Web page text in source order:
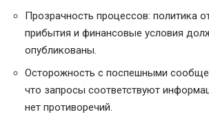
Прозрачность процессов: политика
прибытия и финансовые условия
опубликованы.
Осторожность с поспешными
что запросы соответствуют
нет противоречий.